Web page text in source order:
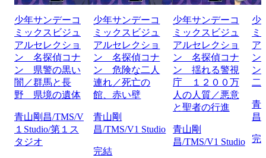
少年サンデーコ
ミックスビジュ
アルセレクショ
ン 名探偵コナ
ン 県警の黒い
闇／群馬と長
野 県境の遺体
青山剛昌/TMS/V
１Studio/第１ス
タジオ
少年サンデーコ
ミックスビジュ
アルセレクショ
ン 名探偵コナ
ン 危険な二人
連れ／死亡の
館、赤い壁
青山剛
昌/TMS/V1 Studio
完結
少年サンデーコ
ミックスビジュ
アルセレクショ
ン 名探偵コナ
ン 揺れる警視
庁 １２００万
人の人質／悪意
と聖者の行進
青山剛
昌/TMS/V1 Studio
少
ミ
ア
ン
ン
二
青
昌
完